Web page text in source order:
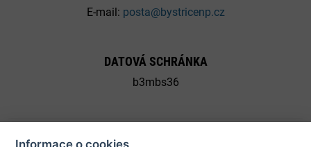
E-mail: posta@bystricenp.cz
DATOVÁ SCHRÁNKA
b3mbs36